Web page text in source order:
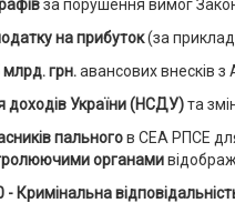
за порушення вимог
на прибуток(за
млрд. грн.авансових внесків з
доходів України (НСДУ)та
пальногов СЕА РПСЕ
органами
Кримінальна